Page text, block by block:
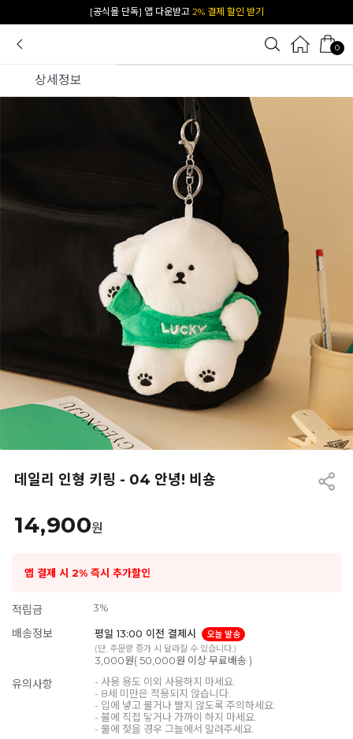
[공식몰 단독] 앱 다운받고 2% 결제 할인 받기
0
상세정보
데일리 인형 키링 - 04 안녕! 비숑
14,900원
앱 결제 시 2% 즉시 추가할인
적립금 3%
배송정보 평일 13:00 이전 결제시
오늘 발송
(단, 주문량 증가 시 달라질 수 있습니다.)
3,000원( 50,000원 이상 무료배송 )
유의사항
- 사용 용도 이외 사용하지 마세요.
- 8세 미만은 적용되지 않습니다.
- 입에 넣고 물거나 빨지 않도록 주의하세요.
- 불에 직접 닿거나 가까이 하지 마세요.
- 물에 젖을 경우 그늘에서 말려주세요.